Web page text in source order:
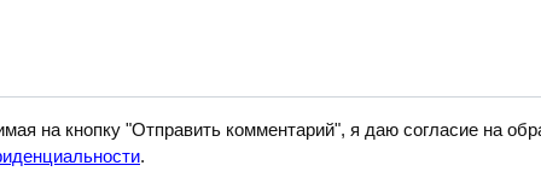
на кнопку "Отправить комментарий", я даю согласие на
.